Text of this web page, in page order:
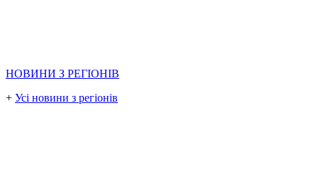
НОВИНИ З РЕГІОНІВ
+ Усі новини з регіонів